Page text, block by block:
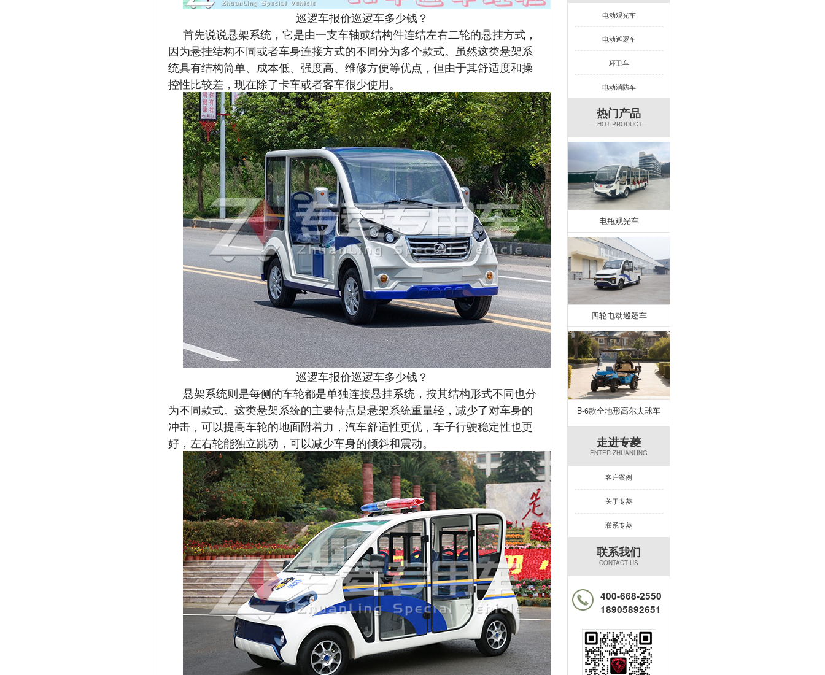
巡逻车报价巡逻车多少钱？
首先说说悬架系统，它是由一支车轴或结构件连结左右二轮的悬挂方式，
因为悬挂结构不同或者车身连接方式的不同分为多个款式。虽然这类悬架系
统具有结构简单、成本低、强度高、维修方便等优点，但由于其舒适度和操
控性比较差，现在除了卡车或者客车很少使用。
巡逻车报价巡逻车多少钱？
悬架系统则是每侧的车轮都是单独连接悬挂系统，按其结构形式不同也分
为不同款式。这类悬架系统的主要特点是悬架系统重量轻，减少了对车身的
冲击，可以提高车轮的地面附着力，汽车舒适性更优，车子行驶稳定性也更
好，左右轮能独立跳动，可以减少车身的倾斜和震动。
电动观光车
电动巡逻车
环卫车
电动消防车
热门产品
— HOT PRODUCT—
电瓶观光车
四轮电动巡逻车
B-6款全地形高尔夫球车
走进专菱
ENTER ZHUANLING
客户案例
关于专菱
联系专菱
联系我们
CONTACT US
400-668-2550
18905892651